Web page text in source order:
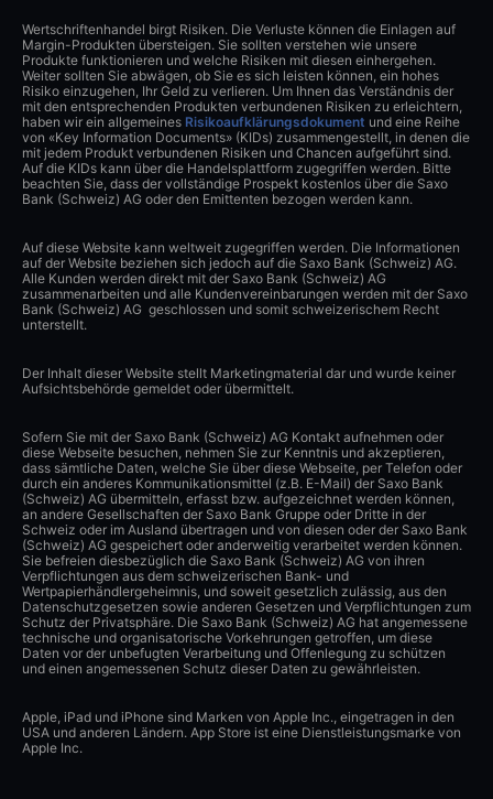
Wertschriftenhandel birgt Risiken. Die Verluste können die Einlagen auf
Margin-Produkten übersteigen. Sie sollten verstehen wie unsere
Produkte funktionieren und welche Risiken mit diesen einhergehen.
Weiter sollten Sie abwägen, ob Sie es sich leisten können, ein hohes
Risiko einzugehen, Ihr Geld zu verlieren. Um Ihnen das Verständnis der
mit den entsprechenden Produkten verbundenen Risiken zu erleichtern,
haben wir ein allgemeines Risikoaufklärungsdokument und eine Reihe
von «Key Information Documents» (KIDs) zusammengestellt, in denen die
mit jedem Produkt verbundenen Risiken und Chancen aufgeführt sind.
Auf die KIDs kann über die Handelsplattform zugegriffen werden. Bitte
beachten Sie, dass der vollständige Prospekt kostenlos über die Saxo
Bank (Schweiz) AG oder den Emittenten bezogen werden kann.
Auf diese Website kann weltweit zugegriffen werden. Die Informationen
auf der Website beziehen sich jedoch auf die Saxo Bank (Schweiz) AG.
Alle Kunden werden direkt mit der Saxo Bank (Schweiz) AG
zusammenarbeiten und alle Kundenvereinbarungen werden mit der Saxo
Bank (Schweiz) AG geschlossen und somit schweizerischem Recht
unterstellt.
Der Inhalt dieser Website stellt Marketingmaterial dar und wurde keiner
Aufsichtsbehörde gemeldet oder übermittelt.
Sofern Sie mit der Saxo Bank (Schweiz) AG Kontakt aufnehmen oder
diese Webseite besuchen, nehmen Sie zur Kenntnis und akzeptieren,
dass sämtliche Daten, welche Sie über diese Webseite, per Telefon oder
durch ein anderes Kommunikationsmittel (z.B. E-Mail) der Saxo Bank
(Schweiz) AG übermitteln, erfasst bzw. aufgezeichnet werden können,
an andere Gesellschaften der Saxo Bank Gruppe oder Dritte in der
Schweiz oder im Ausland übertragen und von diesen oder der Saxo Bank
(Schweiz) AG gespeichert oder anderweitig verarbeitet werden können.
Sie befreien diesbezüglich die Saxo Bank (Schweiz) AG von ihren
Verpflichtungen aus dem schweizerischen Bank- und
Wertpapierhändlergeheimnis, und soweit gesetzlich zulässig, aus den
Datenschutzgesetzen sowie anderen Gesetzen und Verpflichtungen zum
Schutz der Privatsphäre. Die Saxo Bank (Schweiz) AG hat angemessene
technische und organisatorische Vorkehrungen getroffen, um diese
Daten vor der unbefugten Verarbeitung und Offenlegung zu schützen
und einen angemessenen Schutz dieser Daten zu gewährleisten.
Apple, iPad und iPhone sind Marken von Apple Inc., eingetragen in den
USA und anderen Ländern. App Store ist eine Dienstleistungsmarke von
Apple Inc.